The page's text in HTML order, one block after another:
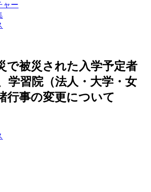
ャー
で被災された入学予定者
学習院（法人・大学・女
行事の変更について